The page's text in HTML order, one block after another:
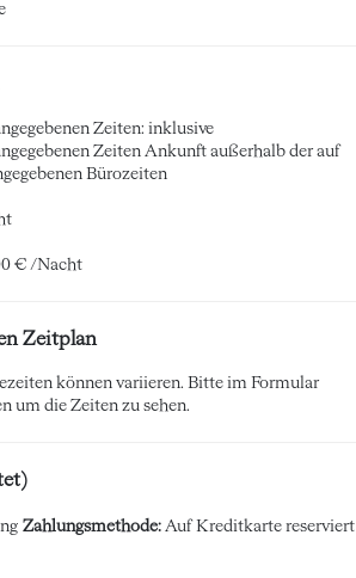
Zeiten: inklusive
Zeiten Ankunft außerhalb der auf
Bürozeiten
€ /Nacht
Zeitplan
können variieren. Bitte im Formular
um die Zeiten zu sehen.
Zahlungsmethode: Auf Kreditkarte reserviert